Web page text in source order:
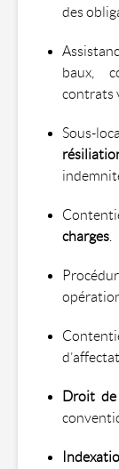
des
baux,
contrats
Sous-
charges
Droit